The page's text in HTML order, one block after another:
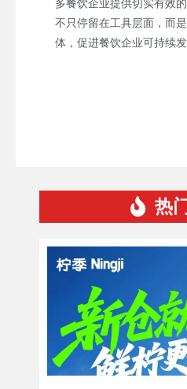
多餐饮企业提供切实有效
不只停留在工具层面，而
体，促进餐饮企业可持续发
热